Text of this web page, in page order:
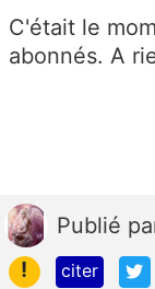
C'était le
abonnés. A
Publié
!
citer